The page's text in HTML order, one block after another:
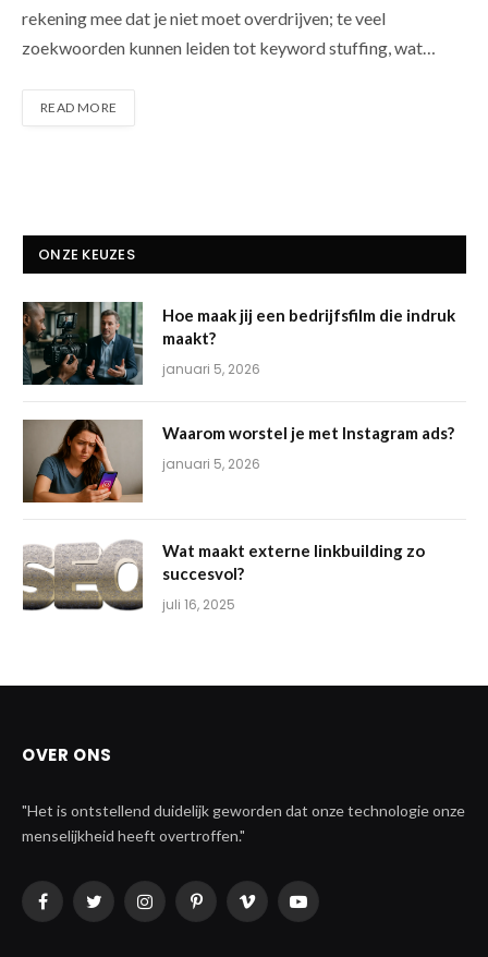
rekening mee dat je niet moet overdrijven; te veel
zoekwoorden kunnen leiden tot keyword stuffing, wat…
READ MORE
ONZE KEUZES
Hoe maak jij een bedrijfsfilm die indruk
maakt?
januari 5, 2026
Waarom worstel je met Instagram ads?
januari 5, 2026
Wat maakt externe linkbuilding zo
succesvol?
juli 16, 2025
OVER ONS
"Het is ontstellend duidelijk geworden dat onze technologie onze
menselijkheid heeft overtroffen."
FacebookTwitterInstagramPinterestVimeo YouTube